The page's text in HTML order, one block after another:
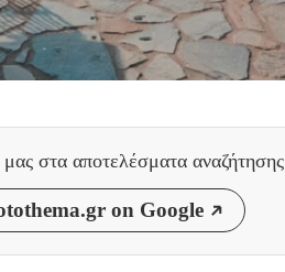
μας στα αποτελέσματα αναζήτησης
on Google